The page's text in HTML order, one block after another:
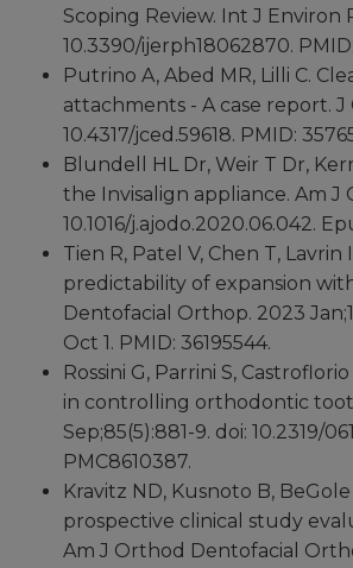
Scoping Review. Int J Environ
10.3390/ijerph18062870.
Putrino A, Abed MR, Lilli C.
attachments - A case report. J
10.4317/jced.59618. PMID:
Blundell HL Dr, Weir T Dr,
the Invisalign appliance. Am J
10.1016/j.ajodo.2020.06.042.
Tien R, Patel V, Chen T,
predictability of expansion
Dentofacial Orthop. 2023
Oct 1. PMID: 36195544.
Rossini G, Parrini S,
in controlling orthodontic
Sep;85(5):881-9. doi: 10.2319/
PMC8610387.
Kravitz ND, Kusnoto B,
prospective clinical study
Am J Orthod Dentofacial